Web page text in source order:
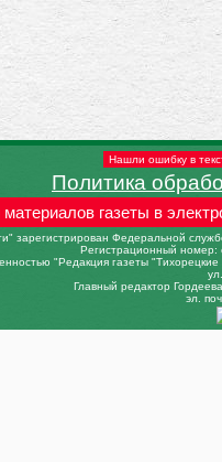
Нашли ошибку в
Политика
газеты в
зарегистрирован Федеральной
Регистрационный
"Редакция газеты
Главный редактор
эл.